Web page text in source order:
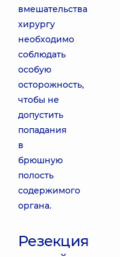
вмешательства
хирургу
необходимо
соблюдать
особую
осторожность,
чтобы не
допустить
попадания
в
брюшную
полость
содержимого
органа.
Резекция